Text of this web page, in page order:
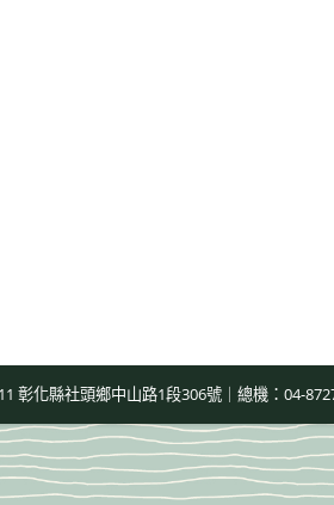
彰化縣社頭鄉中山路1段306號｜總機：04-